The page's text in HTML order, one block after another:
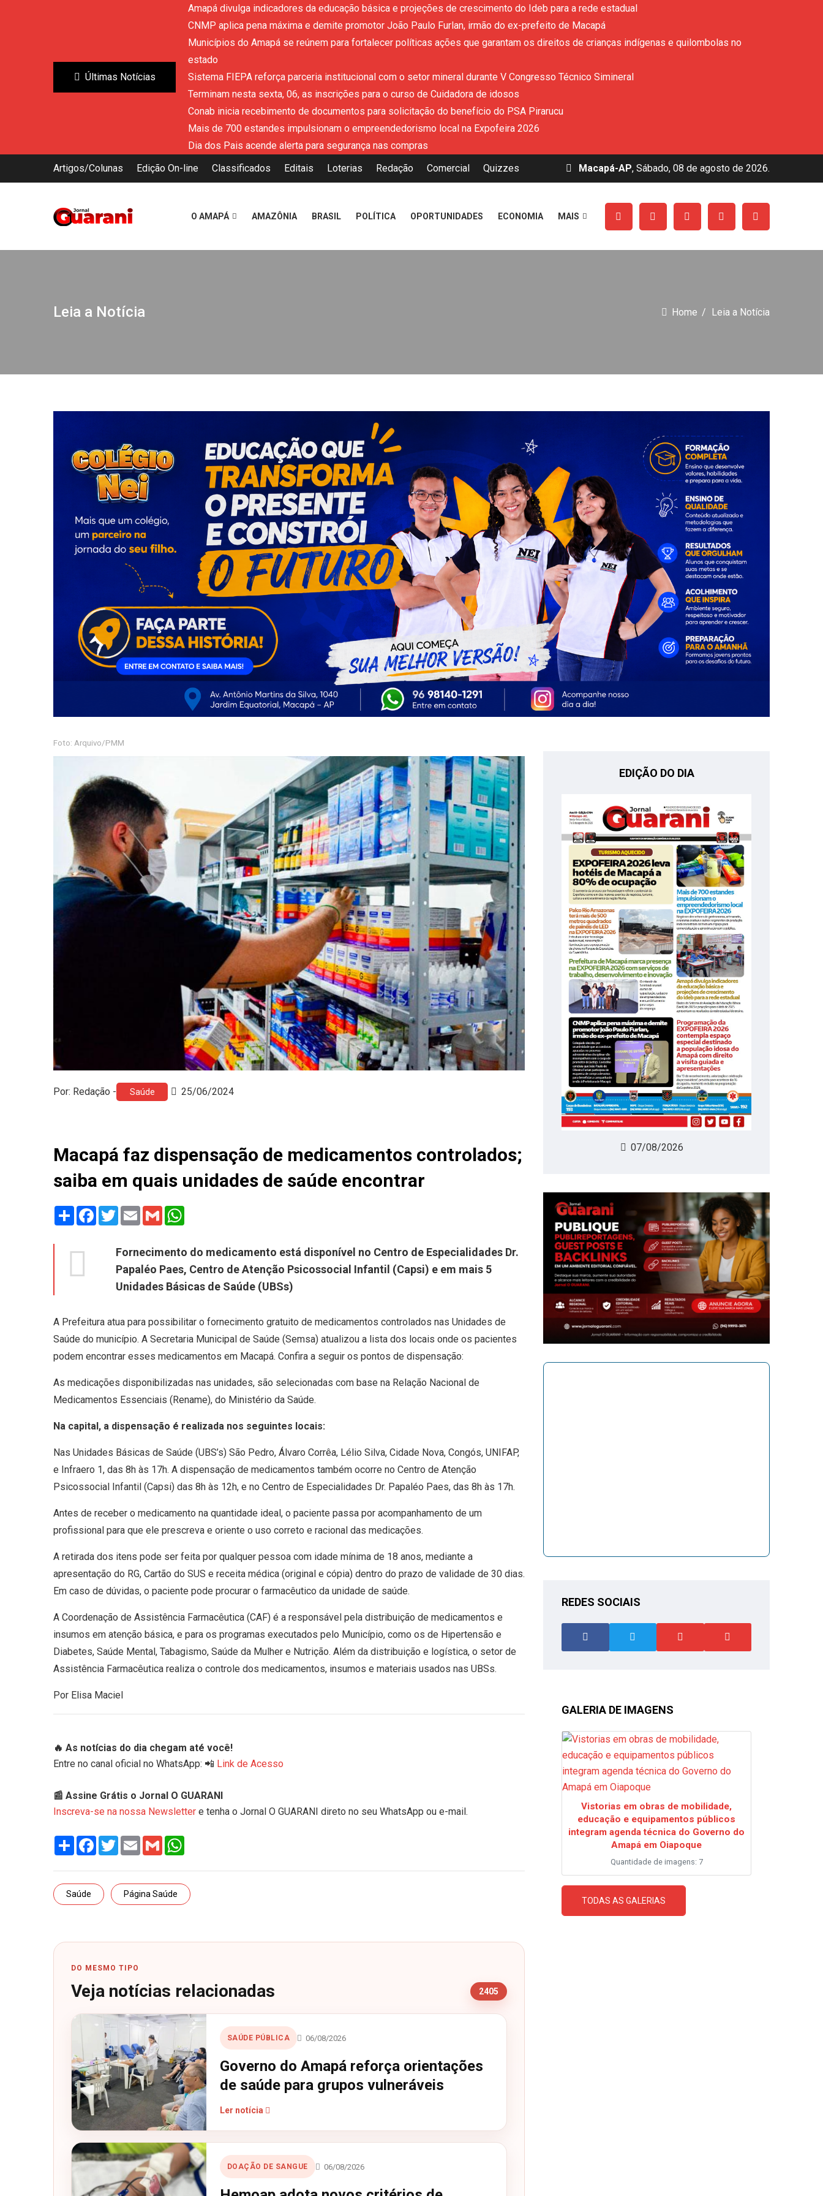
Últimas Notícias
Amapá divulga indicadores da educação básica e projeções de crescimento do Ideb para a rede estadual
CNMP aplica pena máxima e demite promotor João Paulo Furlan, irmão do ex-prefeito de Macapá
Municípios do Amapá se reúnem para fortalecer políticas ações que garantam os direitos de crianças indígenas e quilombolas no
estado
Sistema FIEPA reforça parceria institucional com o setor mineral durante V Congresso Técnico Simineral
Terminam nesta sexta, 06, as inscrições para o curso de Cuidadora de idosos
Conab inicia recebimento de documentos para solicitação do benefício do PSA Pirarucu
Mais de 700 estandes impulsionam o empreendedorismo local na Expofeira 2026
Dia dos Pais acende alerta para segurança nas compras
Artigos/Colunas
Edição On-line Classificados Editais Loterias Redação Comercial Quizzes Macapá-AP, Sábado, 08 de agosto de 2026.
O AMAPÁ AMAZÔNIA BRASIL POLÍTICA OPORTUNIDADES ECONOMIA MAIS
Leia a Notícia Home Leia a Notícia
Foto: Arquivo/PMM
Por: Redação - Saúde 25/06/2024
Macapá faz dispensação de medicamentos controlados;
saiba em quais unidades de saúde encontrar
Share Facebook
TwitterEmail Gmail
Fornecimento do medicamento está disponível no Centro de Especialidades Dr.
Papaléo Paes, Centro de Atenção Psicossocial Infantil (Capsi) e em mais 5
Unidades Básicas de Saúde (UBSs)
A Prefeitura atua para possibilitar o fornecimento gratuito de medicamentos controlados nas Unidades de
Saúde do município. A Secretaria Municipal de Saúde (Semsa) atualizou a lista dos locais onde os pacientes
podem encontrar esses medicamentos em Macapá. Confira a seguir os pontos de dispensação:
As medicações disponibilizadas nas unidades, são selecionadas com base na Relação Nacional de
Medicamentos Essenciais (Rename), do Ministério da Saúde.
Na capital, a dispensação é realizada nos seguintes locais:
Nas Unidades Básicas de Saúde (UBS’s) São Pedro, Álvaro Corrêa, Lélio Silva, Cidade Nova, Congós, UNIFAP,
e Infraero 1, das 8h às 17h. A dispensação de medicamentos também ocorre no Centro de Atenção
Psicossocial Infantil (Capsi) das 8h às 12h, e no Centro de Especialidades Dr. Papaléo Paes, das 8h às 17h.
Antes de receber o medicamento na quantidade ideal, o paciente passa por acompanhamento de um
profissional para que ele prescreva e oriente o uso correto e racional das medicações.
A retirada dos itens pode ser feita por qualquer pessoa com idade mínima de 18 anos, mediante a
apresentação do RG, Cartão do SUS e receita médica (original e cópia) dentro do prazo de validade de 30 dias.
Em caso de dúvidas, o paciente pode procurar o farmacêutico da unidade de saúde.
A Coordenação de Assistência Farmacêutica (CAF) é a responsável pela distribuição de medicamentos e
insumos em atenção básica, e para os programas executados pelo Município, como os de Hipertensão e
Diabetes, Saúde Mental, Tabagismo, Saúde da Mulher e Nutrição. Além da distribuição e logística, o setor de
Assistência Farmacêutica realiza o controle dos medicamentos, insumos e materiais usados nas UBSs.
Por Elisa Maciel
🔥 As notícias do dia chegam até você!
Entre no canal oficial no WhatsApp: 📲 Link de Acesso
📰 Assine Grátis o Jornal O GUARANI
Inscreva-se na nossa Newsletter e tenha o Jornal O GUARANI direto no seu WhatsApp ou e-mail.
Share Facebook
TwitterEmail Gmail
Saúde Página Saúde
DO MESMO TIPO
Veja notícias relacionadas 2405
SAÚDE PÚBLICA 06/08/2026
Governo do Amapá reforça orientações
de saúde para grupos vulneráveis
Ler notícia
DOAÇÃO DE SANGUE 06/08/2026
EDIÇÃO DO DIA
07/08/2026
REDES SOCIAIS
GALERIA DE IMAGENS
Vistorias em obras de mobilidade,
educação e equipamentos públicos
integram agenda técnica do Governo do
Amapá em Oiapoque
Quantidade de imagens: 7
TODAS AS GALERIAS